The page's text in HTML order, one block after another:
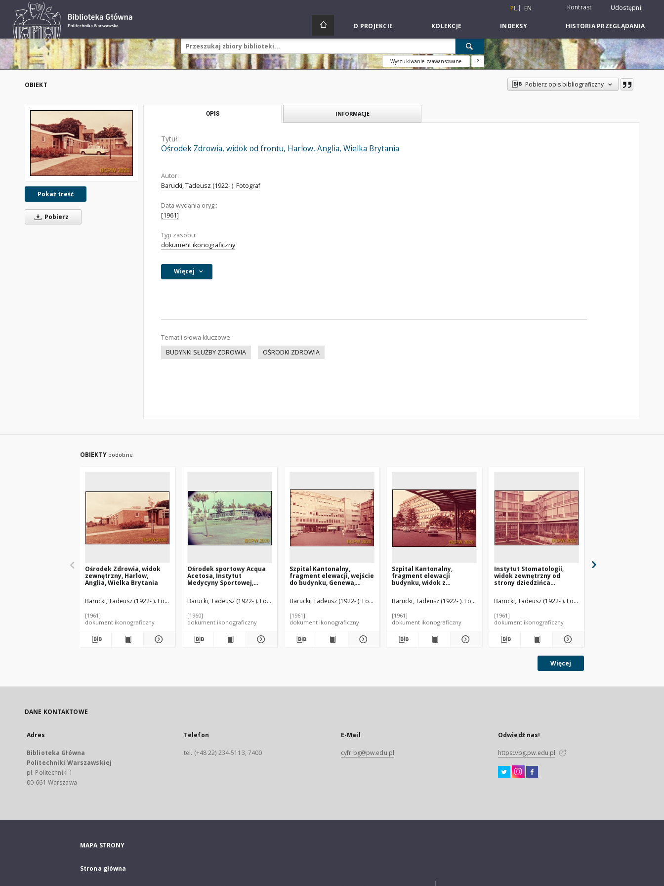
PL EN Kontrast Udostępnij
O PROJEKCIE KOLEKCJE INDEKSY HISTORIA PRZEGLĄDANIA
Wyszukiwanie zaawansowane ?
OBIEKT Pobierz opis bibliograficzny
Pokaż treść
Pobierz
OPIS INFORMACJE
Tytuł:
Ośrodek Zdrowia, widok od frontu, Harlow, Anglia, Wielka Brytania
Autor:
Barucki, Tadeusz (1922- ). Fotograf
Data wydania oryg.:
[1961]
Typ zasobu:
dokument ikonograficzny
Więcej
Temat i słowa kluczowe:
BUDYNKI SŁUŻBY ZDROWIA
OŚRODKI ZDROWIA
OBIEKTY podobne
Ośrodek Zdrowia, widok
zewnętrzny, Harlow,
Anglia, Wielka Brytania
Barucki, Tadeusz (1922- ). Fotograf
[1961]
dokument ikonograficzny
Ośrodek sportowy Acqua
Acetosa, Instytut
Medycyny Sportowej,
Włochy
Barucki, Tadeusz (1922- ). Fotograf
[1960]
dokument ikonograficzny
Szpital Kantonalny,
fragment elewacji, wejście
do budynku, Genewa,
Barucki, Tadeusz (1922- ). Fotograf
[1961]
dokument ikonograficzny
Szpital Kantonalny,
fragment elewacji
budynku, widok z
Szwajcaria
Barucki, Tadeusz (1922- ). Fotograf
[1961]
dokument ikonograficzny
Instytut Stomatologii,
widok zewnętrzny od
strony dziedzińca
Zurych, Szwajcaria
Barucki, Tadeusz (1922- ). Fotograf
[1961]
dokument ikonograficzny
Więcej
DANE KONTAKTOWE
Adres
Biblioteka Główna
Politechniki Warszawskiej
pl. Politechniki 1
00-661 Warszawa
Telefon
tel. (+48 22) 234-5113, 7400
E-Mail
cyfr.bg@pw.edu.pl
Odwiedź nas!
https://bg.pw.edu.pl
MAPA STRONY
Strona główna